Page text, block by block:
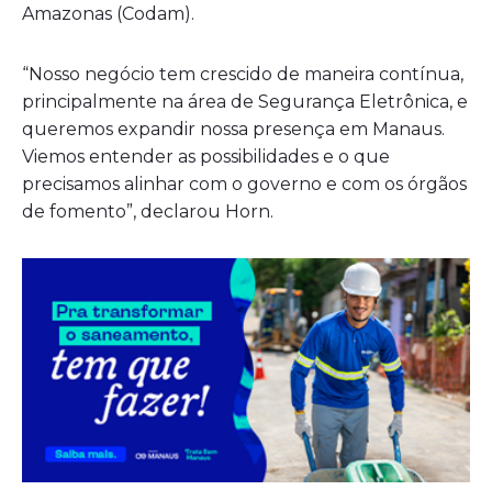
Amazonas (Codam).
“Nosso negócio tem crescido de maneira contínua,
principalmente na área de Segurança Eletrônica, e
queremos expandir nossa presença em Manaus.
Viemos entender as possibilidades e o que
precisamos alinhar com o governo e com os órgãos
de fomento”, declarou Horn.